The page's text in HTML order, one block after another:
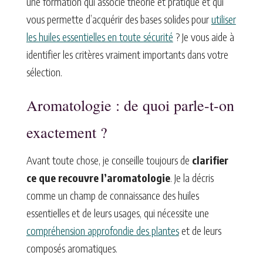
vous permette d’acquérir des bases solides pourutiliser
les huiles essentielles en toute sécurité ? Je vous aide à
identifier les critères vraiment importants dans votre
sélection.
Aromatologie : de quoi parle-t-on
exactement ?
Avant toute chose, je conseille toujours de clarifier
ce que recouvre l’aromatologie. Je la décris
comme un champ de connaissance des huiles
essentielles et de leurs usages, qui nécessite une
compréhension approfondie des planteset de leurs
composés aromatiques.